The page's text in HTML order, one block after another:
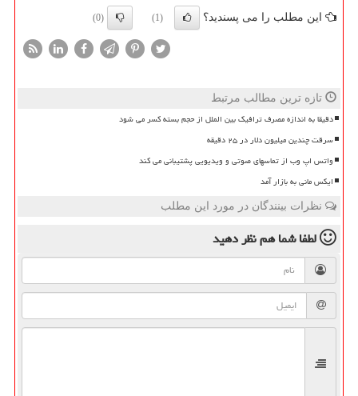
این مطلب را می پسندید؟ (1)
(0)
تازه ترین مطالب مرتبط
دقیقا به اندازه مصرف ترافیک بین الملل از حجم بسته کسر می شود
سرقت چندین میلیون دلار در ۲۵ دقیقه
واتس اپ وب از تماسهای صوتی و ویدیویی پشتیبانی می کند
ایکس مانی به بازار آمد
نظرات بینندگان در مورد این مطلب
لطفا شما همنظر دهید